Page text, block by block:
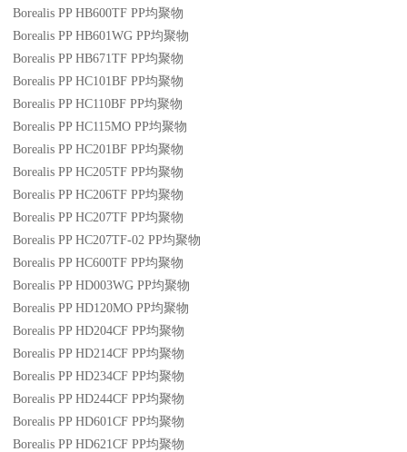
Borealis PP HB600TF PP均聚物
Borealis PP HB601WG PP均聚物
Borealis PP HB671TF PP均聚物
Borealis PP HC101BF PP均聚物
Borealis PP HC110BF PP均聚物
Borealis PP HC115MO PP均聚物
Borealis PP HC201BF PP均聚物
Borealis PP HC205TF PP均聚物
Borealis PP HC206TF PP均聚物
Borealis PP HC207TF PP均聚物
Borealis PP HC207TF-02 PP均聚物
Borealis PP HC600TF PP均聚物
Borealis PP HD003WG PP均聚物
Borealis PP HD120MO PP均聚物
Borealis PP HD204CF PP均聚物
Borealis PP HD214CF PP均聚物
Borealis PP HD234CF PP均聚物
Borealis PP HD244CF PP均聚物
Borealis PP HD601CF PP均聚物
Borealis PP HD621CF PP均聚物